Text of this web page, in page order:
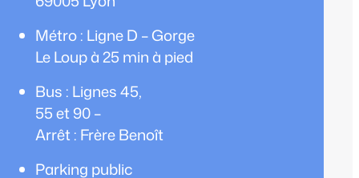
Métro : Ligne D – Gorge
Le Loup à 25 min à pied
Bus : Lignes 45,
55 et 90 –
Arrêt : Frère Benoît
Parking public